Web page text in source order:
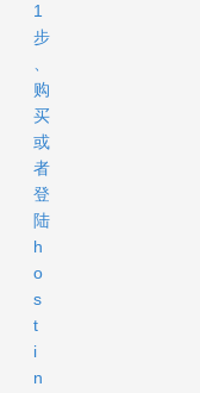
1
步
购
买
或
者
登
陆
h
o
s
t
i
n